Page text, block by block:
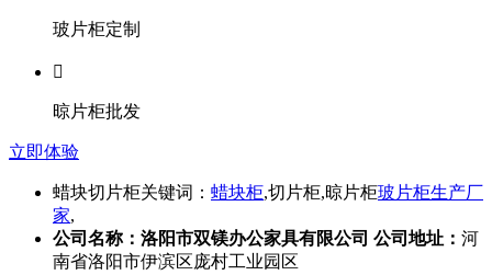
玻片柜定制

晾片柜批发
立即体验
蜡块切片柜关键词： 蜡块柜,切片柜,晾片柜玻片柜生产厂
家,
公司名称：洛阳市双镁办公家具有限公司 公司地址： 河
南省洛阳市伊滨区庞村工业园区